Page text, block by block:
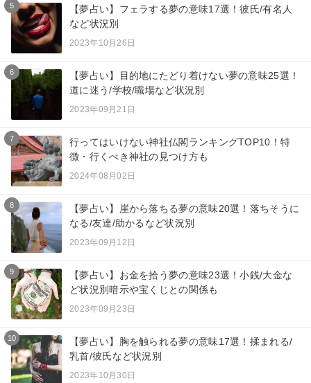
5
【夢占い】フェラする夢の意味17選！彼氏/有名人
など状況別
2023年10月26日
6
【夢占い】目的地にたどり着けない夢の意味25選！
道に迷う/学校/職場など状況別
2023年09月21日
7
行ってはいけない神社仏閣ランキングTOP10！特
徴・行くべき神社の見つけ方も
2024年08月02日
8
【夢占い】崖から落ちる夢の意味20選！落ちそうに
なる/友達/助かるなど状況別
2023年09月12日
9
【夢占い】お金を拾う夢の意味23選！小銭/大金な
ど状況別暗示や宝くじとの関係も
2023年09月23日
10
【夢占い】胸を触られる夢の意味17選！揉まれる/
乳首/彼氏など状況別
2023年10月30日